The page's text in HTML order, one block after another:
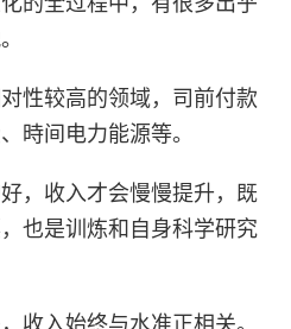
性较高的领域，司前付款
時间电力能源等。
，收入才会慢慢提升，既
也是训炼和自身科学研究
收入始终与水准正相关。